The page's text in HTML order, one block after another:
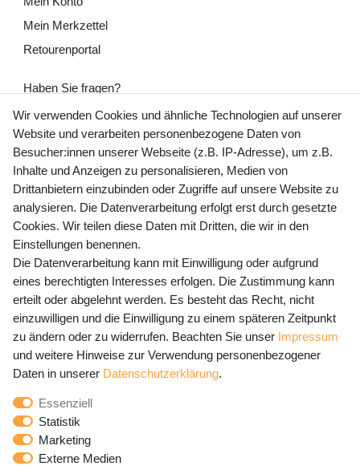
Mein Merkzettel
Retourenportal
Haben Sie fragen?
+49 (0) 35243 460 400
Mo-Fr 9-15 Uhr
shop@banjado.com
Preisangaben inkl. gesetzl. MwSt. und zzgl. Service- und
Versandkosten
Newsletter Anmeldung - Keine Angebote
mehr verpassen!
E-MAIL **
Newsletter
Honig
Hiermit bestätige ich, dass ich die
gelesen habe. Meine Einwilligung kann ich jederzeit
widerrufen.**
Wir verwenden Cookies und ähnliche Technologien auf unserer
Website und verarbeiten personenbezogene Daten von
Besucher:innen unserer Webseite (z.B. IP-Adresse), um z.B.
Inhalte und Anzeigen zu personalisieren, Medien von
Drittanbietern einzubinden oder Zugriffe auf unsere Website zu
analysieren. Die Datenverarbeitung erfolgt erst durch gesetzte
Cookies. Wir teilen diese Daten mit Dritten, die wir in den
Einstellungen benennen.
Die Datenverarbeitung kann mit Einwilligung oder aufgrund
eines berechtigten Interesses erfolgen. Die Zustimmung kann
erteilt oder abgelehnt werden. Es besteht das Recht, nicht
einzuwilligen und die Einwilligung zu einem späteren Zeitpunkt
zu ändern oder zu widerrufen. Beachten Sie unser Impressum
und weitere Hinweise zur Verwendung personenbezogener
Daten in unserer Daten­schutz­erklärung.
Essenziell
Statistik
Marketing
Externe Medien